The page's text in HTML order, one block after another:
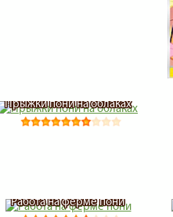
Прыжки пони на облаках
Работа на ферме пони